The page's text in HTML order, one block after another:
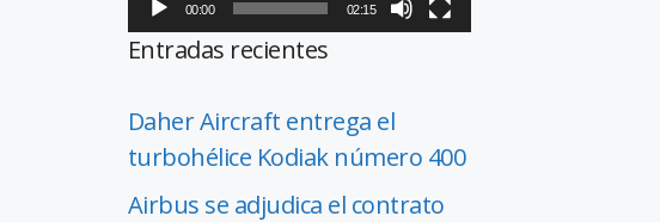
00:00 02:15
Entradas recientes
Daher Aircraft entrega el
turbohélice Kodiak número 400
Airbus se adjudica el contrato